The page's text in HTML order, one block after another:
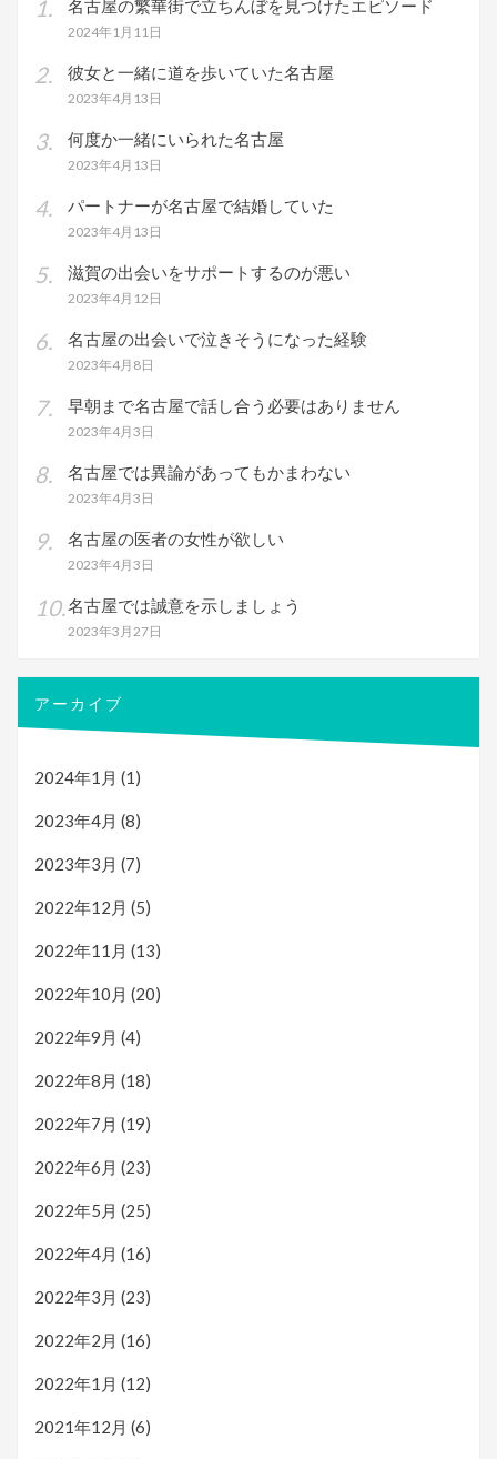
名古屋の繁華街で立ちんぼを見つけたエピソード
2024年1月11日
彼女と一緒に道を歩いていた名古屋
2023年4月13日
何度か一緒にいられた名古屋
2023年4月13日
パートナーが名古屋で結婚していた
2023年4月13日
滋賀の出会いをサポートするのが悪い
2023年4月12日
名古屋の出会いで泣きそうになった経験
2023年4月8日
早朝まで名古屋で話し合う必要はありません
2023年4月3日
名古屋では異論があってもかまわない
2023年4月3日
名古屋の医者の女性が欲しい
2023年4月3日
名古屋では誠意を示しましょう
2023年3月27日
アーカイブ
2024年1月 (1)
2023年4月 (8)
2023年3月 (7)
2022年12月 (5)
2022年11月 (13)
2022年10月 (20)
2022年9月 (4)
2022年8月 (18)
2022年7月 (19)
2022年6月 (23)
2022年5月 (25)
2022年4月 (16)
2022年3月 (23)
2022年2月 (16)
2022年1月 (12)
2021年12月 (6)